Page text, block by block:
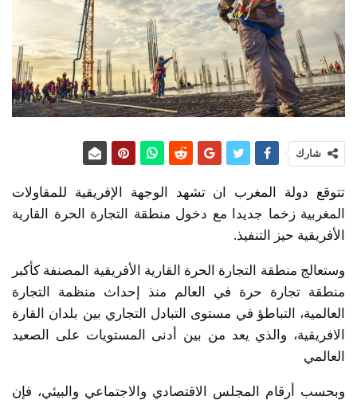
شارك
تتوقع دولة المغرب ان تشهد الوجهة الإفريقية للمقاولات
المغربية زخما جديدا مع دخول منطقة التجارة الحرة القارية
الأفريقية حيز التنفيذ.
وستعالج منطقة التجارة الحرة القارية الأفريقية المصنفة كأكبر
منطقة تجارة حرة في العالم منذ إحداث منظمة التجارة
العالمية، التباطؤ في مستوى التبادل التجاري بين بلدان القارة
الافريقية، والذي يعد من بين أدنى المستويات على الصعيد
العالمي
وبحسب أرقام المجلس الاقتصادي والاجتماعي والبيئي، فإن